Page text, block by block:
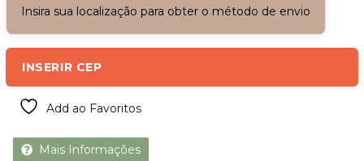
Insira sua localização para obter o método de envio
INSERIR CEP
Add ao Favoritos
Mais Informações